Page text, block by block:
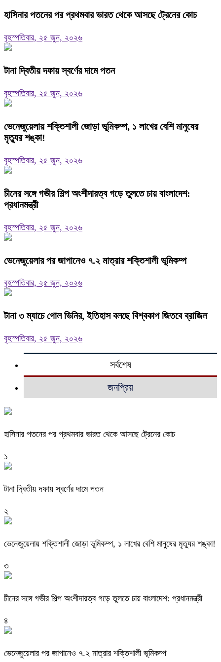
হাসিনার পতনের পর প্রথমবার ভারত থেকে আসছে ট্রেনের কোচ
বৃহস্পতিবার, ২৫ জুন, ২০২৬
টানা দ্বিতীয় দফায় স্বর্ণের দামে পতন
বৃহস্পতিবার, ২৫ জুন, ২০২৬
ভেনেজুয়েলায় শক্তিশালী জোড়া ভূমিকম্প, ১ লাখের বেশি মানুষের
মৃত্যুর শঙ্কা!
বৃহস্পতিবার, ২৫ জুন, ২০২৬
চীনের সঙ্গে গভীর শিল্প অংশীদারত্ব গড়ে তুলতে চায় বাংলাদেশ:
প্রধানমন্ত্রী
বৃহস্পতিবার, ২৫ জুন, ২০২৬
ভেনেজুয়েলার পর জাপানেও ৭.২ মাত্রার শক্তিশালী ভূমিকম্প
বৃহস্পতিবার, ২৫ জুন, ২০২৬
টানা ৩ ম্যাচে গোল ভিনির, ইতিহাস বলছে বিশ্বকাপ জিতবে ব্রাজিল
বৃহস্পতিবার, ২৫ জুন, ২০২৬
সর্বশেষ
জনপ্রিয়
হাসিনার পতনের পর প্রথমবার ভারত থেকে আসছে ট্রেনের কোচ
১
টানা দ্বিতীয় দফায় স্বর্ণের দামে পতন
২
ভেনেজুয়েলায় শক্তিশালী জোড়া ভূমিকম্প, ১ লাখের বেশি মানুষের মৃত্যুর শঙ্কা!
৩
চীনের সঙ্গে গভীর শিল্প অংশীদারত্ব গড়ে তুলতে চায় বাংলাদেশ: প্রধানমন্ত্রী
৪
ভেনেজুয়েলার পর জাপানেও ৭.২ মাত্রার শক্তিশালী ভূমিকম্প